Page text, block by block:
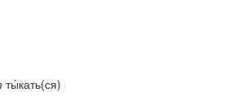
ты́кать(ся)